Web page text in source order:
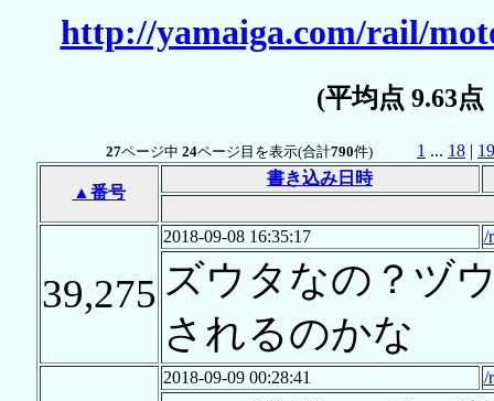
http://yamaiga.com/rail/
(平均点 9.63
27ページ中 24ページ目を表示(合計790件) 1 ... 18 | 19
▲番号
書き込み日時
39,275
2018-09-08 16:35:17 /
ズウタなの？ヅ
されるのかな
2018-09-09 00:28:41 /